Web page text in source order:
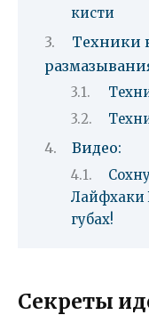
кисти
Техники
Видео:
Лайфхаки
губах!
Секреты